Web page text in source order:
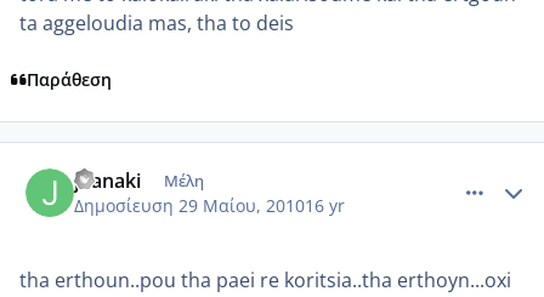
ta aggeloudia mas, tha to deis
Παράθεση
joanaki Μέλη
Δημοσίευση 29 Μαίου, 201016 yr
tha erthoun..pou tha paei re koritsia..tha erthoyn...oxi